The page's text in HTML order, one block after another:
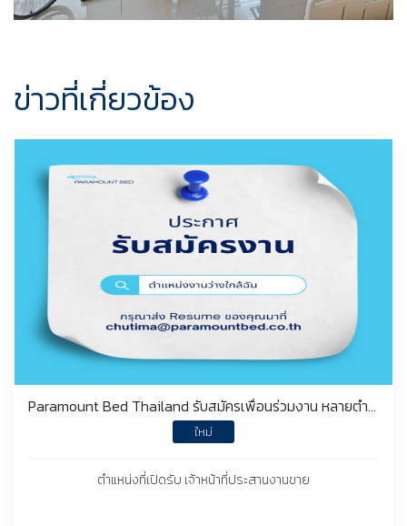
ข่าวที่เกี่ยวข้อง
Paramount Bed Thailand รับสมัครเพื่อนร่วมงาน หลายตำแหน่ง
ใหม่
ตำแหน่งที่เปิดรับ เจ้าหน้าที่ประสานงานขาย